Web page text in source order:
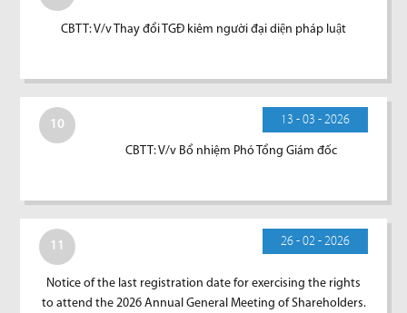
CBTT: V/v Thay đổi TGĐ kiêm người đại diện pháp luật
10 13 - 03 - 2026
CBTT: V/v Bổ nhiệm Phó Tổng Giám đốc
11 26 - 02 - 2026
Notice of the last registration date for exercising the rights
to attend the 2026 Annual General Meeting of Shareholders.